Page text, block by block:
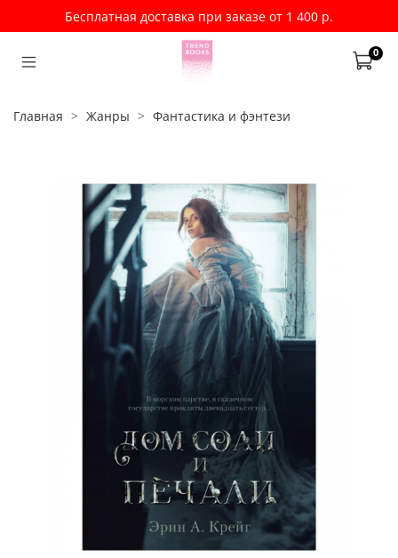
Бесплатная доставка при заказе от 1 400 р.
0
Главная Жанры Фантастика и фэнтези